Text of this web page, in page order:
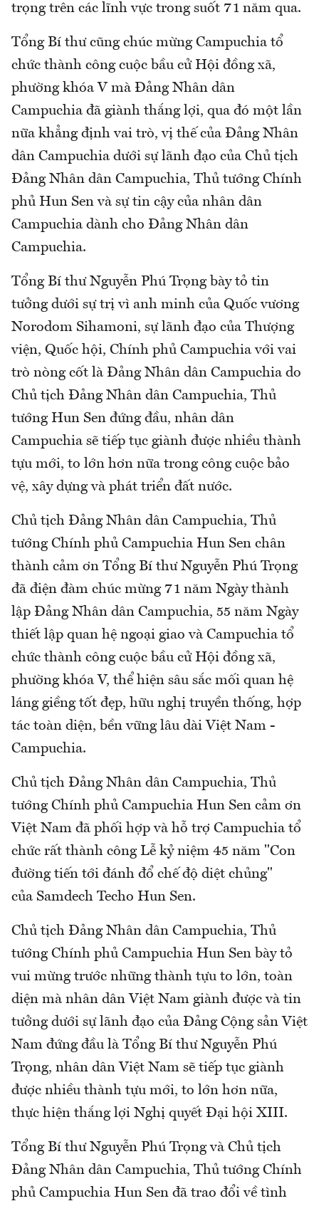
trọng trên các lĩnh vực trong suốt 71 năm qua.
Tổng Bí thư cũng chúc mừng Campuchia tổ
chức thành công cuộc bầu cử Hội đồng xã,
phường khóa V mà Đảng Nhân dân
Campuchia đã giành thắng lợi, qua đó một lần
nữa khẳng định vai trò, vị thế của Đảng Nhân
dân Campuchia dưới sự lãnh đạo của Chủ tịch
Đảng Nhân dân Campuchia, Thủ tướng Chính
phủ Hun Sen và sự tin cậy của nhân dân
Campuchia dành cho Đảng Nhân dân
Campuchia.
Tổng Bí thư Nguyễn Phú Trọng bày tỏ tin
tưởng dưới sự trị vì anh minh của Quốc vương
Norodom Sihamoni, sự lãnh đạo của Thượng
viện, Quốc hội, Chính phủ Campuchia với vai
trò nòng cốt là Đảng Nhân dân Campuchia do
Chủ tịch Đảng Nhân dân Campuchia, Thủ
tướng Hun Sen đứng đầu, nhân dân
Campuchia sẽ tiếp tục giành được nhiều thành
tựu mới, to lớn hơn nữa trong công cuộc bảo
vệ, xây dựng và phát triển đất nước.
Chủ tịch Đảng Nhân dân Campuchia, Thủ
tướng Chính phủ Campuchia Hun Sen chân
thành cảm ơn Tổng Bí thư Nguyễn Phú Trọng
đã điện đàm chúc mừng 71 năm Ngày thành
lập Đảng Nhân dân Campuchia, 55 năm Ngày
thiết lập quan hệ ngoại giao và Campuchia tổ
chức thành công cuộc bầu cử Hội đồng xã,
phường khóa V, thể hiện sâu sắc mối quan hệ
láng giềng tốt đẹp, hữu nghị truyền thống, hợp
tác toàn diện, bền vững lâu dài Việt Nam -
Campuchia.
Chủ tịch Đảng Nhân dân Campuchia, Thủ
tướng Chính phủ Campuchia Hun Sen cảm ơn
Việt Nam đã phối hợp và hỗ trợ Campuchia tổ
chức rất thành công Lễ kỷ niệm 45 năm "Con
đường tiến tới đánh đổ chế độ diệt chủng"
của Samdech Techo Hun Sen.
Chủ tịch Đảng Nhân dân Campuchia, Thủ
tướng Chính phủ Campuchia Hun Sen bày tỏ
vui mừng trước những thành tựu to lớn, toàn
diện mà nhân dân Việt Nam giành được và tin
tưởng dưới sự lãnh đạo của Đảng Cộng sản Việt
Nam đứng đầu là Tổng Bí thư Nguyễn Phú
Trọng, nhân dân Việt Nam sẽ tiếp tục giành
được nhiều thành tựu mới, to lớn hơn nữa,
thực hiện thắng lợi Nghị quyết Đại hội XIII.
Tổng Bí thư Nguyễn Phú Trọng và Chủ tịch
Đảng Nhân dân Campuchia, Thủ tướng Chính
phủ Campuchia Hun Sen đã trao đổi về tình